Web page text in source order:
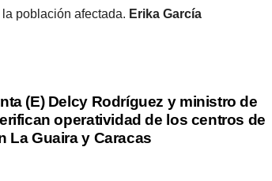
población afectada. Erika García
(E) Delcy Rodríguez y ministro de
operatividad de los centros de
La Guaira y Caracas